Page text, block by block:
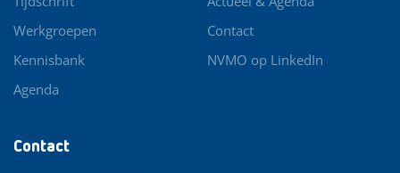
Contact
Werkgroepen
Kennisbank
Agenda
Contact
NVMO op LinkedIn